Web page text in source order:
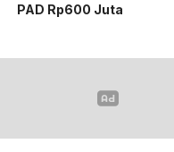
PAD Rp600 Juta